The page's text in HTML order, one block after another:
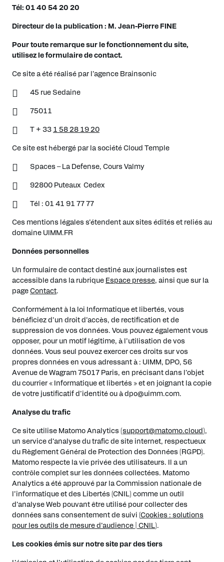
Tél: 01 40 54 20 20
Directeur de la publication : M. Jean-Pierre FINE
Pour toute remarque sur le fonctionnement du site,
utilisez le formulaire de contact.
Ce site a été réalisé par l’agence Brainsonic
45 rue Sedaine
75011
T + 33 1 58 28 19 20
Ce site est hébergé par la société Cloud Temple
Spaces – La Defense, Cours Valmy
92800 Puteaux Cedex
Tél : 01 41 91 77 77
Ces mentions légales s’étendent aux sites édités et reliés au
domaine UIMM.FR
Données personnelles
Un formulaire de contact destiné aux journalistes est
accessible dans la rubrique Espace presse, ainsi que sur la
pageContact.
Conformément à la loi Informatique et libertés, vous
bénéficiez d’un droit d’accès, de rectification et de
suppression de vos données. Vous pouvez également vous
opposer, pour un motif légitime, à l’utilisation de vos
données. Vous seul pouvez exercer ces droits sur vos
propres données en vous adressant à : UIMM, DPO, 56
Avenue de Wagram 75017 Paris, en précisant dans l’objet
du courrier « Informatique et libertés » et en joignant la copie
de votre justificatif d’identité ou à dpo@uimm.com.
Analyse du trafic
Ce site utilise Matomo Analytics (support@matomo.cloud),
un service d’analyse du trafic de site internet, respectueux
du Règlement Général de Protection des Données (RGPD).
Matomo respecte la vie privée des utilisateurs. Il a un
contrôle complet sur les données collectées. Matomo
Analytics a été approuvé par la Commission nationale de
l’informatique et des Libertés (CNIL) comme un outil
d’analyse Web pouvant être utilisé pour collecter des
données sans consentement de suivi (Cookies : solutions
pour les outils de mesure d’audience | CNIL).
Les cookies émis sur notre site par des tiers